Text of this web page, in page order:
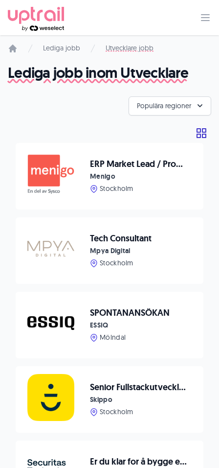
Lediga jobb Utvecklare jobb
Lediga jobb inom Utvecklare
Populära regioner
ERP Market Lead / Program Manager
Menigo
Stockholm
Tech Consultant
Mpya Digital
Stockholm
SPONTANANSÖKAN
ESSIQ
Mölndal
Senior Fullstackutvecklare på Nordens mest älskade navigationsapp och digital båtplattform
Skippo
Stockholm
Er du klar for å bygge eller videreutvikle din karriere innen teknisk sikkerhet?